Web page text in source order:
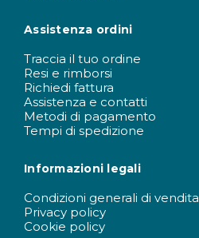
Assistenza ordini
Traccia il tuo ordine
Resi e rimborsi
Richiedi fattura
Assistenza e contatti
Metodi di pagamento
Tempi di spedizione
Informazioni legali
Condizioni generali di vendita
Privacy policy
Cookie policy